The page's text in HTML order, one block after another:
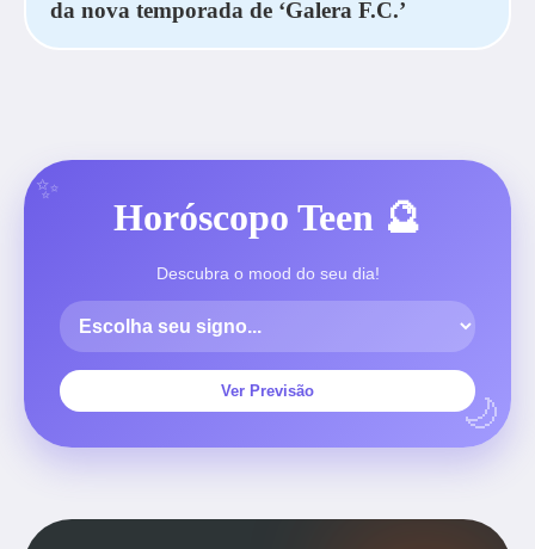
da nova temporada de ‘Galera F.C.’
Horóscopo Teen 🔮
Descubra o mood do seu dia!
Ver Previsão